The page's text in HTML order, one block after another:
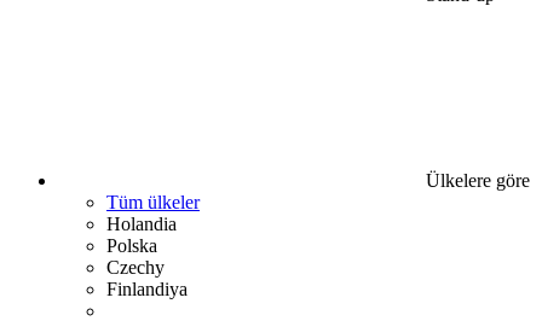
Ülkelere göre
Tüm ülkeler
Holandia
Polska
Czechy
Finlandiya